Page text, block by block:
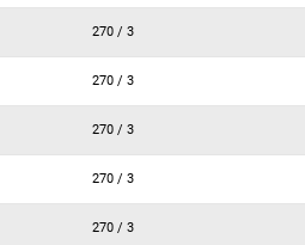
270 / 3
270 / 3
270 / 3
270 / 3
270 / 3